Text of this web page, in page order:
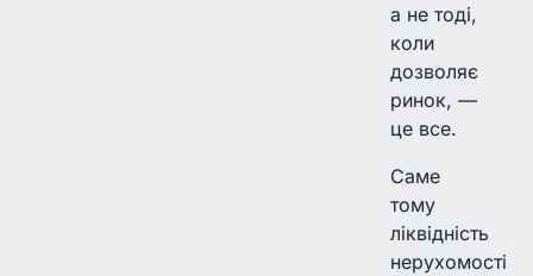
а не тоді,
коли
дозволяє
ринок, —
це все.
Саме
тому
ліквідність
нерухомості